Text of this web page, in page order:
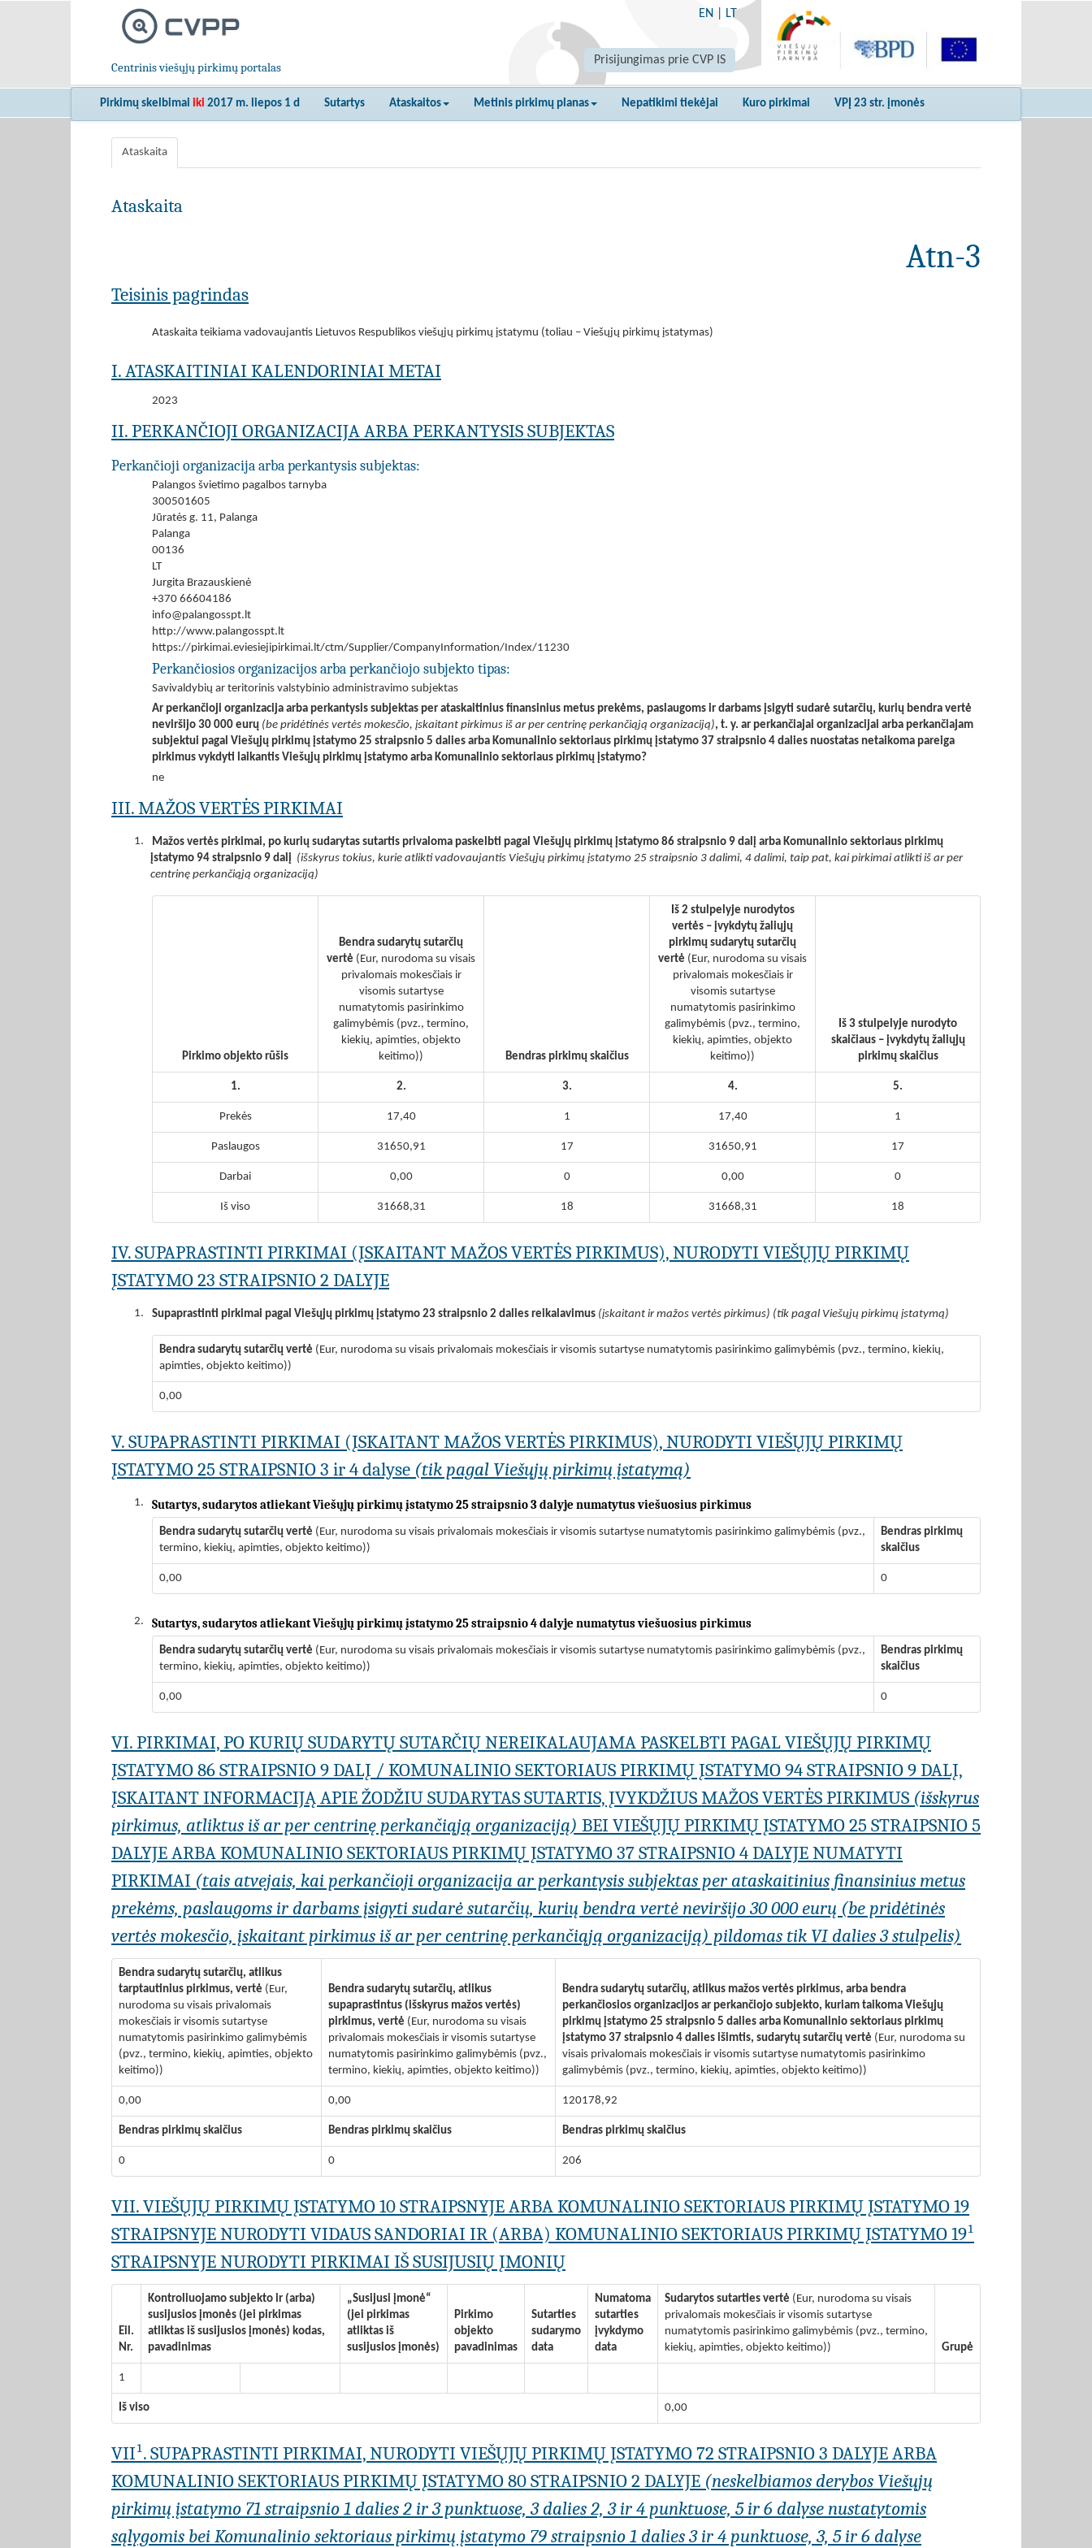
Centrinis viešųjų pirkimų portalas
EN LT
Prisijungimas prie CVP IS
Pirkimų skelbimai iki 2017 m. liepos 1 d Sutartys Ataskaitos Metinis pirkimų planas Nepatikimi tiekėjai Kuro pirkimai VPĮ 23 str. įmonės
Ataskaita
Ataskaita
Atn-3
Teisinis pagrindas
Ataskaita teikiama vadovaujantis Lietuvos Respublikos viešųjų pirkimų įstatymu (toliau – Viešųjų pirkimų įstatymas)
I. ATASKAITINIAI KALENDORINIAI METAI
2023
II. PERKANČIOJI ORGANIZACIJA ARBA PERKANTYSIS SUBJEKTAS
Perkančioji organizacija arba perkantysis subjektas:
Palangos švietimo pagalbos tarnyba
300501605
Jūratės g. 11, Palanga
Palanga
00136
LT
Jurgita Brazauskienė
+370 66604186
info@palangosspt.lt
http://www.palangosspt.lt
https://pirkimai.eviesiejipirkimai.lt/ctm/Supplier/CompanyInformation/Index/11230
Perkančiosios organizacijos arba perkančiojo subjekto tipas:
Savivaldybių ar teritorinis valstybinio administravimo subjektas
Ar perkančioji organizacija arba perkantysis subjektas per ataskaitinius finansinius metus prekėms, paslaugoms ir darbams įsigyti sudarė sutarčių, kurių bendra vertė
neviršijo 30 000 eurų (be pridėtinės vertės mokesčio, įskaitant pirkimus iš ar per centrinę perkančiąją organizaciją), t. y. ar perkančiajai organizacijai arba perkančiajam
subjektui pagal Viešųjų pirkimų įstatymo 25 straipsnio 5 dalies arba Komunalinio sektoriaus pirkimų įstatymo 37 straipsnio 4 dalies nuostatas netaikoma pareiga
pirkimus vykdyti laikantis Viešųjų pirkimų įstatymo arba Komunalinio sektoriaus pirkimų įstatymo?
ne
III. MAŽOS VERTĖS PIRKIMAI
1.
Mažos vertės pirkimai, po kurių sudarytas sutartis privaloma paskelbti pagal Viešųjų pirkimų įstatymo 86 straipsnio 9 dalį arba Komunalinio sektoriaus pirkimų
įstatymo 94 straipsnio 9 dalį (išskyrus tokius, kurie atlikti vadovaujantis Viešųjų pirkimų įstatymo 25 straipsnio 3 dalimi, 4 dalimi, taip pat, kai pirkimai atlikti iš ar per
centrinę perkančiąją organizaciją)
Pirkimo objekto rūšis
Bendra sudarytų sutarčių
vertė (Eur, nurodoma su visais
privalomais mokesčiais ir
visomis sutartyse
numatytomis pasirinkimo
galimybėmis (pvz., termino,
kiekių, apimties, objekto
keitimo))
Bendras pirkimų skaičius
Iš 2 stulpelyje nurodytos
vertės – įvykdytų žaliųjų
pirkimų sudarytų sutarčių
vertė (Eur, nurodoma su visais
privalomais mokesčiais ir
visomis sutartyse
numatytomis pasirinkimo
galimybėmis (pvz., termino,
kiekių, apimties, objekto
keitimo))
Iš 3 stulpelyje nurodyto
skaičiaus – įvykdytų žaliųjų
pirkimų skaičius
1. 2. 3. 4. 5.
Prekės 17,40 1 17,40 1
Paslaugos 31650,91 17 31650,91 17
Darbai 0,00 0 0,00 0
Iš viso 31668,31 18 31668,31 18
IV. SUPAPRASTINTI PIRKIMAI (ĮSKAITANT MAŽOS VERTĖS PIRKIMUS), NURODYTI VIEŠŲJŲ PIRKIMŲ
ĮSTATYMO 23 STRAIPSNIO 2 DALYJE
1. Supaprastinti pirkimai pagal Viešųjų pirkimų įstatymo 23 straipsnio 2 dalies reikalavimus (įskaitant ir mažos vertės pirkimus) (tik pagal Viešųjų pirkimų įstatymą)
Bendra sudarytų sutarčių vertė (Eur, nurodoma su visais privalomais mokesčiais ir visomis sutartyse numatytomis pasirinkimo galimybėmis (pvz., termino, kiekių,
apimties, objekto keitimo))
0,00
V. SUPAPRASTINTI PIRKIMAI (ĮSKAITANT MAŽOS VERTĖS PIRKIMUS), NURODYTI VIEŠŲJŲ PIRKIMŲ
ĮSTATYMO 25 STRAIPSNIO 3 ir 4 dalyse (tik pagal Viešųjų pirkimų įstatymą)
1. Sutartys, sudarytos atliekant Viešųjų pirkimų įstatymo 25 straipsnio 3 dalyje numatytus viešuosius pirkimus
Bendra sudarytų sutarčių vertė (Eur, nurodoma su visais privalomais mokesčiais ir visomis sutartyse numatytomis pasirinkimo galimybėmis (pvz.,
termino, kiekių, apimties, objekto keitimo))
Bendras pirkimų
skaičius
0,00 0
2. Sutartys, sudarytos atliekant Viešųjų pirkimų įstatymo 25 straipsnio 4 dalyje numatytus viešuosius pirkimus
Bendra sudarytų sutarčių vertė (Eur, nurodoma su visais privalomais mokesčiais ir visomis sutartyse numatytomis pasirinkimo galimybėmis (pvz.,
termino, kiekių, apimties, objekto keitimo))
Bendras pirkimų
skaičius
0,00 0
VI. PIRKIMAI, PO KURIŲ SUDARYTŲ SUTARČIŲ NEREIKALAUJAMA PASKELBTI PAGAL VIEŠŲJŲ PIRKIMŲ
ĮSTATYMO 86 STRAIPSNIO 9 DALĮ / KOMUNALINIO SEKTORIAUS PIRKIMŲ ĮSTATYMO 94 STRAIPSNIO 9 DALĮ,
ĮSKAITANT INFORMACIJĄ APIE ŽODŽIU SUDARYTAS SUTARTIS, ĮVYKDŽIUS MAŽOS VERTĖS PIRKIMUS (išskyrus
pirkimus, atliktus iš ar per centrinę perkančiąją organizaciją) BEI VIEŠŲJŲ PIRKIMŲ ĮSTATYMO 25 STRAIPSNIO 5
DALYJE ARBA KOMUNALINIO SEKTORIAUS PIRKIMŲ ĮSTATYMO 37 STRAIPSNIO 4 DALYJE NUMATYTI
PIRKIMAI (tais atvejais, kai perkančioji organizacija ar perkantysis subjektas per ataskaitinius finansinius metus
prekėms, paslaugoms ir darbams įsigyti sudarė sutarčių, kurių bendra vertė neviršijo 30 000 eurų (be pridėtinės
vertės mokesčio, įskaitant pirkimus iš ar per centrinę perkančiąją organizaciją) pildomas tik VI dalies 3 stulpelis)
Bendra sudarytų sutarčių, atlikus
tarptautinius pirkimus, vertė (Eur,
nurodoma su visais privalomais
mokesčiais ir visomis sutartyse
numatytomis pasirinkimo galimybėmis
(pvz., termino, kiekių, apimties, objekto
keitimo))
Bendra sudarytų sutarčių, atlikus
supaprastintus (išskyrus mažos vertės)
pirkimus, vertė (Eur, nurodoma su visais
privalomais mokesčiais ir visomis sutartyse
numatytomis pasirinkimo galimybėmis (pvz.,
termino, kiekių, apimties, objekto keitimo))
Bendra sudarytų sutarčių, atlikus mažos vertės pirkimus, arba bendra
perkančiosios organizacijos ar perkančiojo subjekto, kuriam taikoma Viešųjų
pirkimų įstatymo 25 straipsnio 5 dalies arba Komunalinio sektoriaus pirkimų
įstatymo 37 straipsnio 4 dalies išimtis, sudarytų sutarčių vertė (Eur, nurodoma su
visais privalomais mokesčiais ir visomis sutartyse numatytomis pasirinkimo
galimybėmis (pvz., termino, kiekių, apimties, objekto keitimo))
0,00 0,00 120178,92
Bendras pirkimų skaičius Bendras pirkimų skaičius Bendras pirkimų skaičius
0 0 206
VII. VIEŠŲJŲ PIRKIMŲ ĮSTATYMO 10 STRAIPSNYJE ARBA KOMUNALINIO SEKTORIAUS PIRKIMŲ ĮSTATYMO 19
STRAIPSNYJE NURODYTI VIDAUS SANDORIAI IR (ARBA) KOMUNALINIO SEKTORIAUS PIRKIMŲ ĮSTATYMO 19¹
STRAIPSNYJE NURODYTI PIRKIMAI IŠ SUSIJUSIŲ ĮMONIŲ
Eil.
Nr.
Kontroliuojamo subjekto ir (arba)
susijusios įmonės (jei pirkimas
atliktas iš susijusios įmonės) kodas,
pavadinimas
„Susijusi įmonė“
(jei pirkimas
atliktas iš
susijusios įmonės)
Pirkimo
objekto
pavadinimas
Sutarties
sudarymo
data
Numatoma
sutarties
įvykdymo
data
Sudarytos sutarties vertė (Eur, nurodoma su visais
privalomais mokesčiais ir visomis sutartyse
numatytomis pasirinkimo galimybėmis (pvz., termino,
kiekių, apimties, objekto keitimo))
Grupė
1
Iš viso 0,00
VII¹. SUPAPRASTINTI PIRKIMAI, NURODYTI VIEŠŲJŲ PIRKIMŲ ĮSTATYMO 72 STRAIPSNIO 3 DALYJE ARBA
KOMUNALINIO SEKTORIAUS PIRKIMŲ ĮSTATYMO 80 STRAIPSNIO 2 DALYJE (neskelbiamos derybos Viešųjų
pirkimų įstatymo 71 straipsnio 1 dalies 2 ir 3 punktuose, 3 dalies 2, 3 ir 4 punktuose, 5 ir 6 dalyse nustatytomis
sąlygomis bei Komunalinio sektoriaus pirkimų įstatymo 79 straipsnio 1 dalies 3 ir 4 punktuose, 3, 5 ir 6 dalyse